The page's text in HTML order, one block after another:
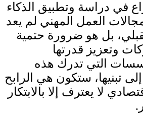
في دراسة وتطبيق الذكاء
العمل المهني لم يعد
بل هو ضرورة حتمية
وتعزيز قدرتها
التي تدرك هذه
تبنيها، ستكون هي الرابح
لا يعترف إلا بالابتكار